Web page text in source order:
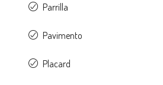
Parrilla
Pavimento
Placard